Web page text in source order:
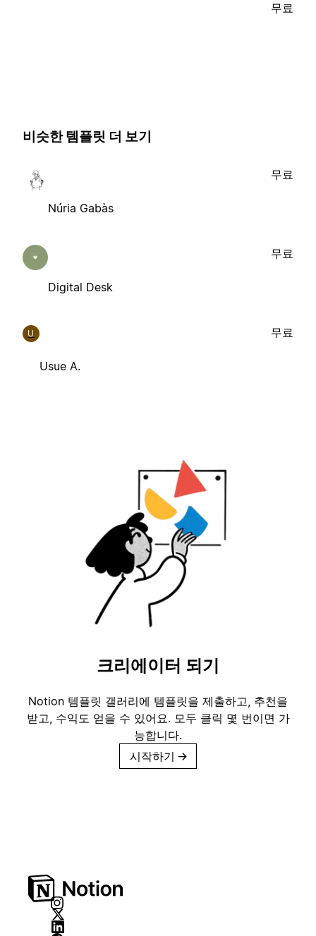
무료
비슷한 템플릿 더 보기
Núria Gabàs
무료
Digital Desk
무료
U
Usue A.
무료
크리에이터 되기
Notion 템플릿 갤러리에 템플릿을 제출하고, 추천을
받고, 수익도 얻을 수 있어요. 모두 클릭 몇 번이면 가
능합니다.
시작하기 →